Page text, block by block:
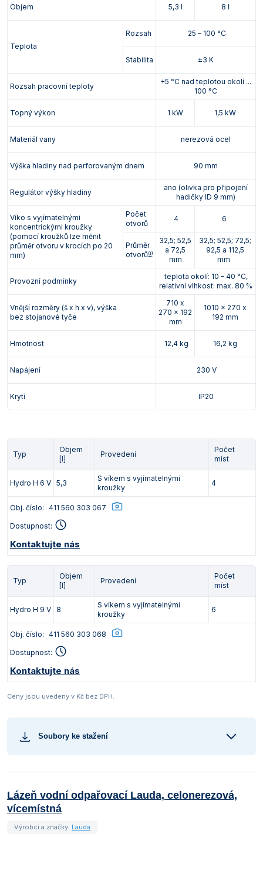
Objem 5,3 l 8 l
Teplota
Rozsah 25 – 100 °C
Stabilita ±3 K
Rozsah pracovní teploty
+5 °C nad teplotou okolí ...
100 °C
Topný výkon 1 kW 1,5 kW
Materiál vany nerezová ocel
Výška hladiny nad perforovaným dnem 90 mm
Regulátor výšky hladiny
ano (olivka pro připojení
hadičky ID 9 mm)
Víko s vyjímatelnými
koncentrickými kroužky
(pomocí kroužků lze měnit
průměr otvoru v krocích po 20
mm)
Počet
otvorů
4 6
Průměr
otvorů(i)
32,5; 52,5
a 72,5
mm
32,5; 52,5; 72,5;
92,5 a 112,5
mm
Provozní podmínky
teplota okolí: 10 – 40 °C,
relativní vlhkost: max. 80 %
Vnější rozměry (š x h x v), výška
bez stojanové tyče
710 x
270 x 192
mm
1010 x 270 x
192 mm
Hmotnost 12,4 kg 16,2 kg
Napájení 230 V
Krytí IP20
Typ
Objem
[l]
Provedení
Počet
míst
Hydro H 6 V 5,3
S víkem s vyjímatelnými
kroužky
4
Obj. číslo: 411 560 303 067
Dostupnost:
Kontaktujte nás
Typ
Objem
[l]
Provedení
Počet
míst
Hydro H 9 V 8
S víkem s vyjímatelnými
kroužky
6
Obj. číslo: 411 560 303 068
Dostupnost:
Kontaktujte nás
Ceny jsou uvedeny v Kč bez DPH.
Soubory ke stažení
Lázeň vodní odpařovací Lauda, celonerezová,
vícemístná
Výrobci a značky: Lauda